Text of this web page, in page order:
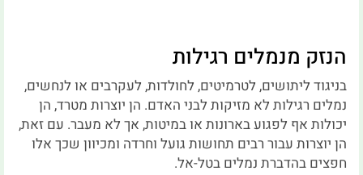
הנזק מנמלים רגילות
בניגוד ליתושים, לטרמיטים, לחולדות, לעקרבים או לנחשים,
נמלים רגילות לא מזיקות לבני האדם. הן יוצרות מטרד, הן
יכולות אף לפגוע בארונות או במיטות, אך לא מעבר. עם זאת,
הן יוצרות עבור רבים תחושות גועל וחרדה ומכיוון שכך אלו
חפצים בהדברת נמלים בטל-אל.